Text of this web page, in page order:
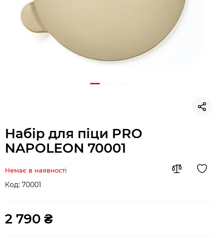
Набір для піци PRO
NAPOLEON 70001
Немає в наявності
Код: 70001
2 790 ₴